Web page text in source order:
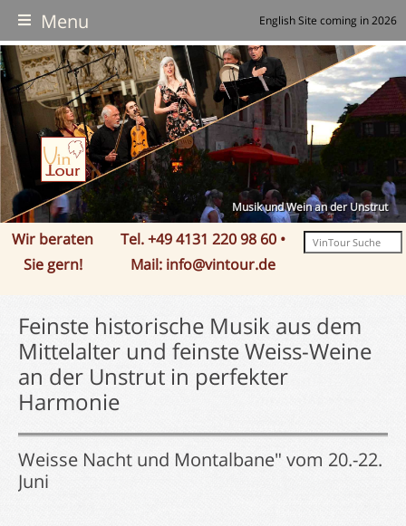
English Site coming in 2026
Menu
VinTour
Über uns
Partner
Reise-Hinweise
Versicherungen
Reiseziele
Europa
Deutschland
Ball des Weines
Montalbane & Weisse NAcht
Frankreich
Österreich
Schweiz
Italien
Übersee
Südafrika
Kanada
Neuseeland
Australien
Reise-Arten
Individuell
Gruppenreisen
Nachhaltig Reisen
Kalender
Nach Maß
Neue Ziele
B2B
VT Nordic
Schweden
Norwegen
Cider !
Kontakt
Musik und Wein an der Unstrut
Wir beraten
Sie gern!
Tel. +49 4131 220 98 60 •
Mail: info@vintour.de
Feinste historische Musik aus dem
Mittelalter und feinste Weiss-Weine
an der Unstrut in perfekter
Harmonie
Weisse Nacht und Montalbane" vom 20.-22.
Juni